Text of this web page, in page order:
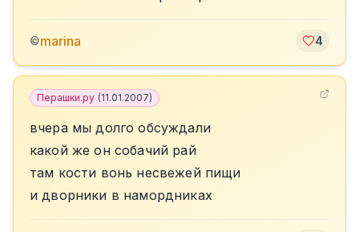
©marina 4
Перашки.ру (11.01.2007)
вчера мы долго обсуждали
какой же он собачий рай
там кости вонь несвежей пищи
и дворники в намордниках